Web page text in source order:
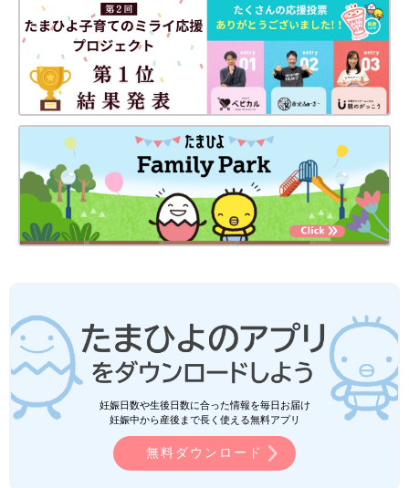
妊娠日数や生後日数に合った情報を毎日お届け
妊娠中から産後まで長く使える無料アプリ
無料ダウンロード